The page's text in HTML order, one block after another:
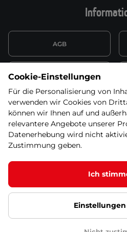
AGB
Datenschutzerklärung
Wiederufsbelehrung mit Link
zum Formular
Informationen zu Elektro-
und Elektonikgeräten
© 2026 SEVEN SPORT s.r.o Alle
Datenschutzgrundsätze Google
Partnerseiten Cookie-Einstellungen
Cookie-Einstellungen
Für die Personalisierung von
verwenden wir Cookies von
können wir Ihnen auf und
relevantere Angebote unserer
Datenerhebung wird nicht
Zustimmung geben.
Ich